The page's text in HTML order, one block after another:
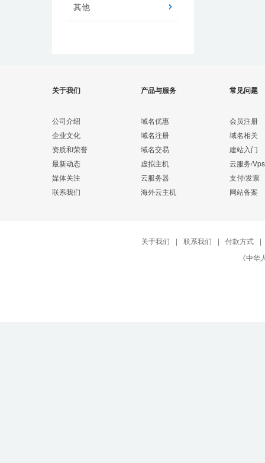
其他
关于我们
公司介绍
企业文化
资质和荣誉
最新动态
媒体关注
联系我们
产品与服务
域名优惠
域名注册
域名交易
虚拟主机
云服务器
海外云主机
常见问题
会员注册
域名相关
建站入门
云服务/Vps
支付/发票
网站备案
关于我们 | 联系我们 | 付款方式
|
《中